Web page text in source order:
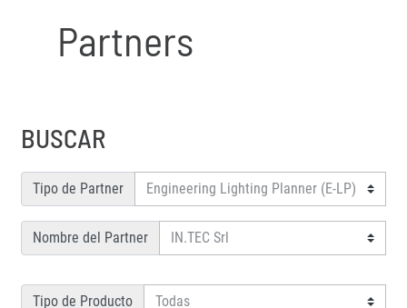
Partners
BUSCAR
Tipo de Partner
Nombre del Partner
Tipo de Producto